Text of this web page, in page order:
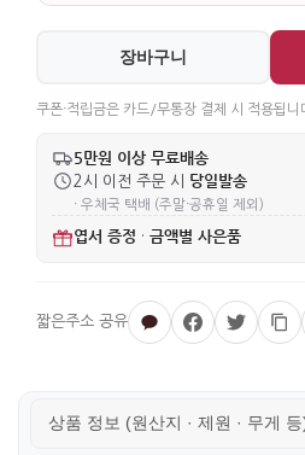
장바구니
쿠폰·적립금은 카드/무통장 결제 시 적용됩니
5만원 이상 무료배송
2시 이전 주문 시 당일발송
· 우체국 택배 (주말·공휴일 제외)
엽서 증정 · 금액별 사은품
상품 정보 (원산지 · 제원 · 무게 등